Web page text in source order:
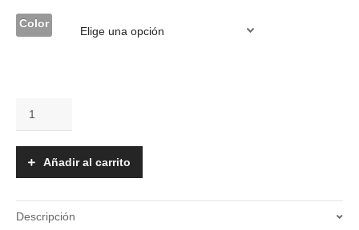
Color
Añadir al carrito
Descripción